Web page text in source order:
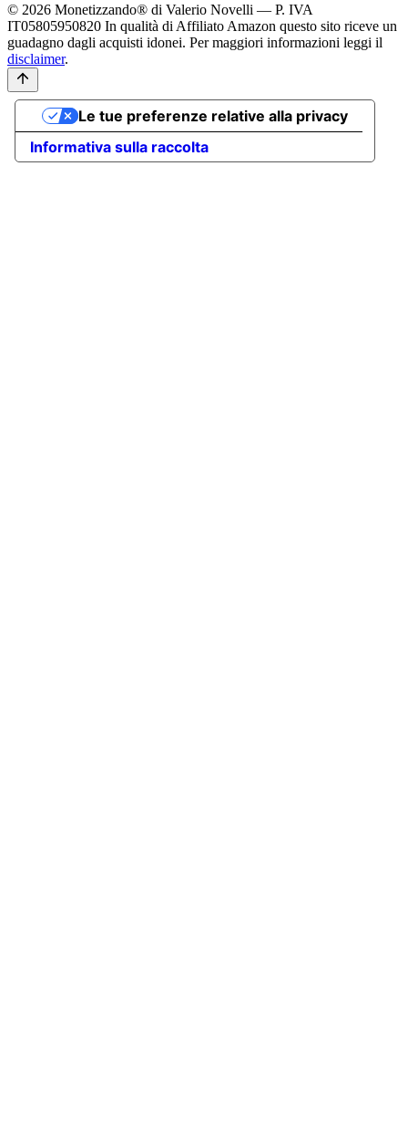
© 2026 Monetizzando® di Valerio Novelli — P. IVA
IT05805950820 In qualità di Affiliato Amazon questo sito riceve un
guadagno dagli acquisti idonei. Per maggiori informazioni leggi il
disclaimer.
Informativa sulla raccolta
Le tue preferenze relative alla privacy